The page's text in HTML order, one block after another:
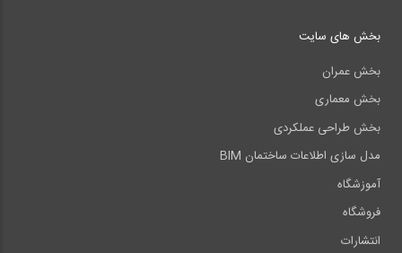
بخش های سایت
بخش عمران
بخش معماری
بخش طراحی عملکردی
مدل سازی اطلاعات ساختمان BIM
آموزشگاه
فروشگاه
انتشارات